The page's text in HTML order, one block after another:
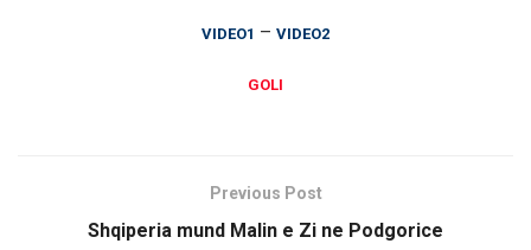
VIDEO1 – VIDEO2
GOLI
Previous Post
Shqiperia mund Malin e Zi ne Podgorice